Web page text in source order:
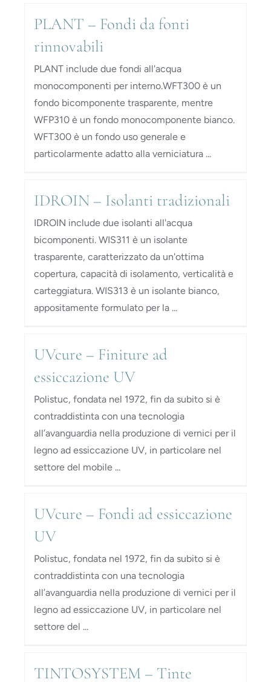
PLANT – Fondi da fonti
rinnovabili
PLANT include due fondi all'acqua
monocomponenti per interno.WFT300 è un
fondo bicomponente trasparente, mentre
WFP310 è un fondo monocomponente bianco.
WFT300 è un fondo uso generale e
particolarmente adatto alla verniciatura ...
IDROIN – Isolanti tradizionali
IDROIN include due isolanti all'acqua
bicomponenti. WIS311 è un isolante
trasparente, caratterizzato da un'ottima
copertura, capacità di isolamento, verticalità e
carteggiatura. WIS313 è un isolante bianco,
appositamente formulato per la ...
UVcure – Finiture ad
essiccazione UV
Polistuc, fondata nel 1972, fin da subito si è
contraddistinta con una tecnologia
all’avanguardia nella produzione di vernici per il
legno ad essiccazione UV, in particolare nel
settore del mobile ...
UVcure – Fondi ad essiccazione
UV
Polistuc, fondata nel 1972, fin da subito si è
contraddistinta con una tecnologia
all’avanguardia nella produzione di vernici per il
legno ad essiccazione UV, in particolare nel
settore del ...
TINTOSYSTEM – Tinte